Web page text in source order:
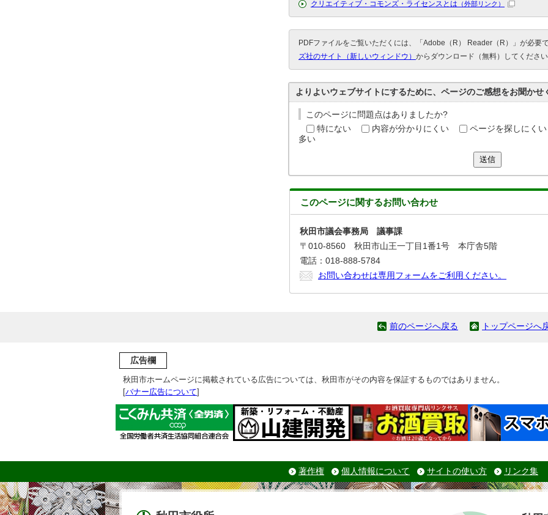
クリエイティブ・コモンズ・ライセンスとは （外部リンク）
PDFファイルをご覧いただくには、「Adobe（R） Reader（R）」が必要
ズ社のサイト（新しいウィンドウ） からダウンロード（無料）してください
よりよいウェブサイトにするために、ページのご感想をお聞かせ
このページに問題点はありましたか?
特にない
内容が分かりにくい ページを探しにくい
多い
送信
このページに関するお問い合わせ
秋田市議会事務局 議事課
〒010-8560 秋田市山王一丁目1番1号 本庁舎5階
電話：018-888-5784
お問い合わせは専用フォームをご利用ください。
前のページへ戻る トップページへ
広告欄
秋田市ホームページに掲載されている広告については、秋田市がその内容を保証するものではありません。
[バナー広告について]
著作権 個人情報について サイトの使い方 リンク集